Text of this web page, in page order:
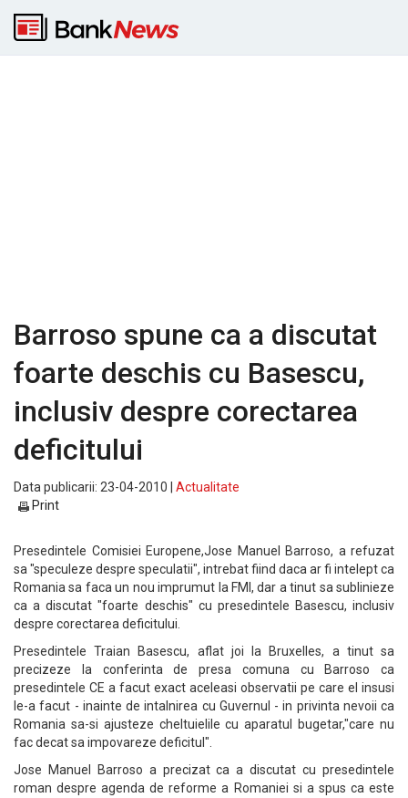
Barroso spune ca a discutat
foarte deschis cu Basescu,
inclusiv despre corectarea
deficitului
Data publicarii: 23-04-2010 | Actualitate
Print
Presedintele Comisiei Europene,Jose Manuel Barroso, a refuzat
sa "speculeze despre speculatii", intrebat fiind daca ar fi intelept ca
Romania sa faca un nou imprumut la FMI, dar a tinut sa sublinieze
ca a discutat "foarte deschis" cu presedintele Basescu, inclusiv
despre corectarea deficitului.
Presedintele Traian Basescu, aflat joi la Bruxelles, a tinut sa
precizeze la conferinta de presa comuna cu Barroso ca
presedintele CE a facut exact aceleasi observatii pe care el insusi
le-a facut - inainte de intalnirea cu Guvernul - in privinta nevoii ca
Romania sa-si ajusteze cheltuielile cu aparatul bugetar,"care nu
fac decat sa impovareze deficitul".
Jose Manuel Barroso a precizat ca a discutat cu presedintele
roman despre agenda de reforme a Romaniei si a spus ca este